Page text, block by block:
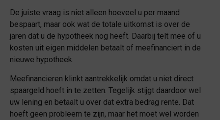
De juiste vraag is niet alleen hoeveel u per maand
bespaart, maar ook wat de totale uitkomst is over de
jaren dat u de hypotheek nog heeft. Daarbij telt mee of u
kosten uit eigen middelen betaalt of meefinanciert in de
nieuwe hypotheek.
Meefinancieren klinkt aantrekkelijk omdat u niet direct
spaargeld hoeft in te zetten. Tegelijk stijgt daardoor wel
uw lening en betaalt u over dat extra bedrag rente. Dat
hoeft geen probleem te zijn, maar het moet wel worden